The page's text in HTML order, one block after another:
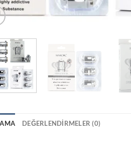
DEĞERLENDIRMELER (0)